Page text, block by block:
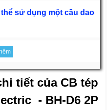
sử dụng một cầu dao
tiết của CB tép
- BH-D6 2P